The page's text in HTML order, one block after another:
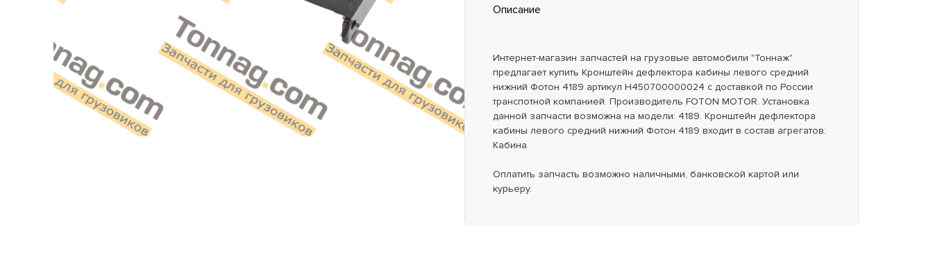
Описание
Интернет-магазин запчастей на грузовые автомобили "Тоннаж"
предлагает купить Кронштейн дефлектора кабины левого средний
нижний Фотон 4189 артикул H450700000024 с доставкой по России
транспотной компанией. Производитель FOTON MOTOR. Установка
данной запчасти возможна на модели: 4189. Кронштейн дефлектора
кабины левого средний нижний Фотон 4189 входит в состав агрегатов:
Кабина.
Оплатить запчасть возможно наличными, банковской картой или
курьеру.